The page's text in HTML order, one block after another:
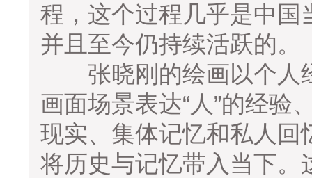
程，这个过程几乎是中国
并且至今仍持续活跃的。
张晓刚的绘画以个人
画面场景表达“人”的经验
现实、集体记忆和私人回
将历史与记忆带入当下。